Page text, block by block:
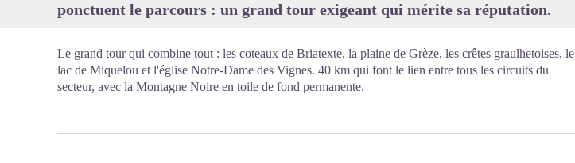
ponctuent le parcours : un grand tour exigeant qui mérite sa réputation.
Le grand tour qui combine tout : les coteaux de Briatexte, la plaine de Grèze, les crêtes graulhetoises, le
lac de Miquelou et l'église Notre-Dame des Vignes. 40 km qui font le lien entre tous les circuits du
secteur, avec la Montagne Noire en toile de fond permanente.